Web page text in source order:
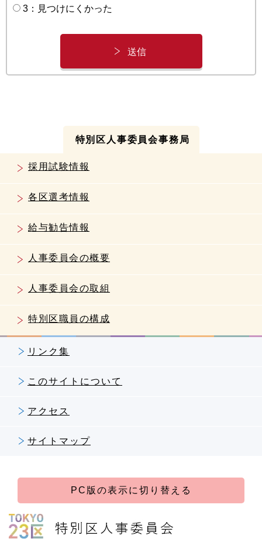
3：見つけにくかった
特別区人事委員会事務局
採用試験情報
各区選考情報
給与勧告情報
人事委員会の概要
人事委員会の取組
特別区職員の構成
リンク集
このサイトについて
アクセス
サイトマップ
PC版の表示に切り替える